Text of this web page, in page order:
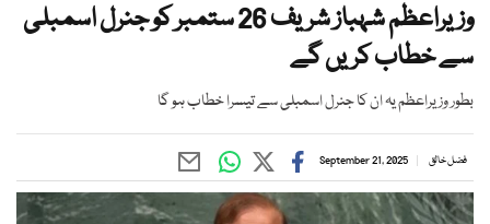
وزیراعظم شہباز شریف 26 ستمبر کو جنرل اسمبلی
سے خطاب کریں گے
بطور وزیراعظم یہ ان کا جنرل اسمبلی سے تیسرا خطاب ہو گا
فضل خالق September 21, 2025